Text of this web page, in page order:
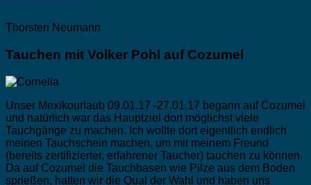
Thorsten Neumann
Tauchen mit Volker Pohl auf Cozumel
Unser Mexikourlaub 09.01.17 -27.01.17 begann auf Cozumel
und natürlich war das Hauptziel dort möglichst viele
Tauchgänge zu machen. Ich wollte dort eigentlich endlich
meinen Tauchschein machen, um mit meinem Freund
(bereits zertifizierter, erfahrener Taucher) tauchen zu können.
Da auf Cozumel die Tauchbasen wie Pilze aus dem Boden
sprießen, hatten wir die Qual der Wahl und haben uns